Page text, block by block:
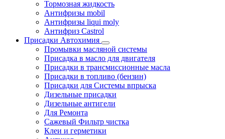
Тормозная жидкость
Антифризы mobil
Антифризы liqui moly
Антифриз Castrol
Присадки Автохимия
Промывки масляной системы
Присадка в масло для двигателя
Присадки в трансмиссионные масла
Присадки в топливо (бензин)
Присадки для Системы впрыска
Дизельные присадки
Дизельные антигели
Для Ремонта
Сажевый Фильтр чистка
Клеи и герметики